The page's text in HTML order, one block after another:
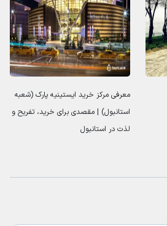
معرفی مرکز خرید ایستینیه پارک (شعبه
استانبول) | مقصدی برای خرید، تفریح و
لذت در استانبول